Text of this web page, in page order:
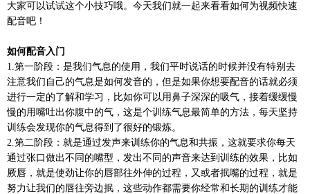
大家可以试试这个小技巧哦。今天我们就一起来看看如何为视频快速
配音吧！
如何配音入门
1.第一阶段：是我们气息的使用，我们平时说话的时候并没有特别去
注意我们自己的气息是如何发音的，但是如果你想要配音的话就必须
进行一定的了解和学习，比如你可以用鼻子深深的吸气，接着缓缓慢
慢的用嘴吐出你腹中的气，这是个训练气息最简单的方法，每天坚持
训练会发现你的气息得到了很好的锻炼。
2.第二阶段：就是通过发声来训练你的气息和共振，这就要求你每天
通过张口做出不同的嘴型，发出不同的声音来达到训练的效果，比如
厥唇，就是使劲让你的唇部往外伸的过程，又或者抿嘴的过程，就是
努力让我们的唇往旁边抿，这些动作都需要你经常和长期的训练才能